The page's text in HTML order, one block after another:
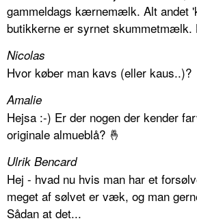
gammeldags kærnemælk. Alt andet
butikkerne er syrnet skummetmælk.
Nicolas
Hvor køber man kavs (eller kaus..)?
Amalie
Hejsa :-) Er der nogen der kender
originale almueblå? 🤞
Ulrik Bencard
Hej - hvad nu hvis man har et
meget af sølvet er væk, og man
Sådan at det...